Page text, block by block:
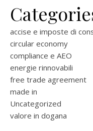
accise e imposte di
circular economy
compliance e AEO
energie rinnovabili
free trade agreement
made in
Uncategorized
valore in dogana